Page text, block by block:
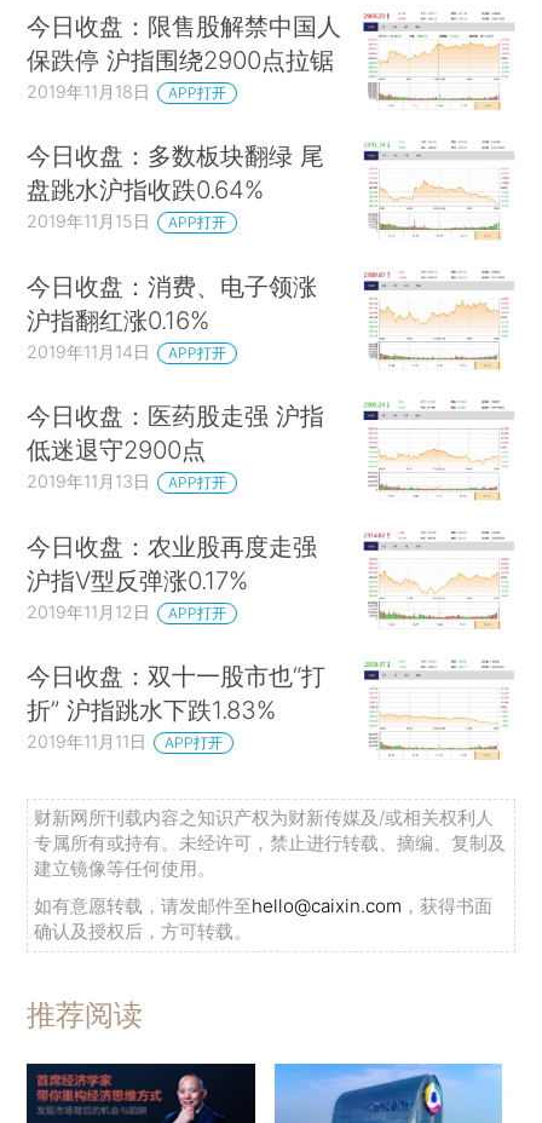
今日收盘：限售股解禁中国人
保跌停 沪指围绕2900点拉锯
2019年11月18日 APP打开
今日收盘：多数板块翻绿 尾
盘跳水沪指收跌0.64%
2019年11月15日 APP打开
今日收盘：消费、电子领涨
沪指翻红涨0.16%
2019年11月14日 APP打开
今日收盘：医药股走强 沪指
低迷退守2900点
2019年11月13日 APP打开
今日收盘：农业股再度走强
沪指V型反弹涨0.17%
2019年11月12日 APP打开
今日收盘：双十一股市也“打
折” 沪指跳水下跌1.83%
2019年11月11日 APP打开
财新网所刊载内容之知识产权为财新传媒及/或相关权利人
专属所有或持有。未经许可，禁止进行转载、摘编、复制及
建立镜像等任何使用。
如有意愿转载，请发邮件至hello@caixin.com ，获得书面
确认及授权后，方可转载。
推荐阅读